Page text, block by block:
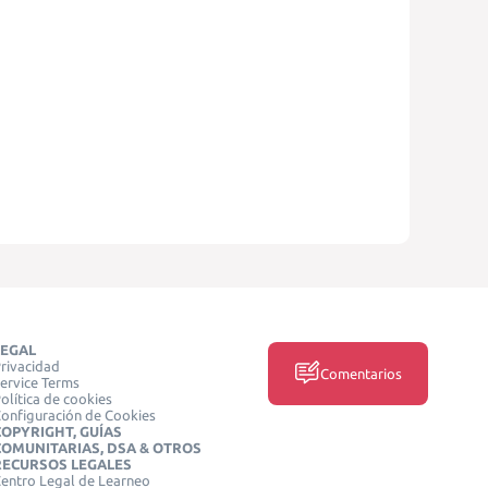
Terms
de cookies
de Cookies
GUÍAS
DSA & OTROS
LEGALES
Legal de Learneo
Comentarios